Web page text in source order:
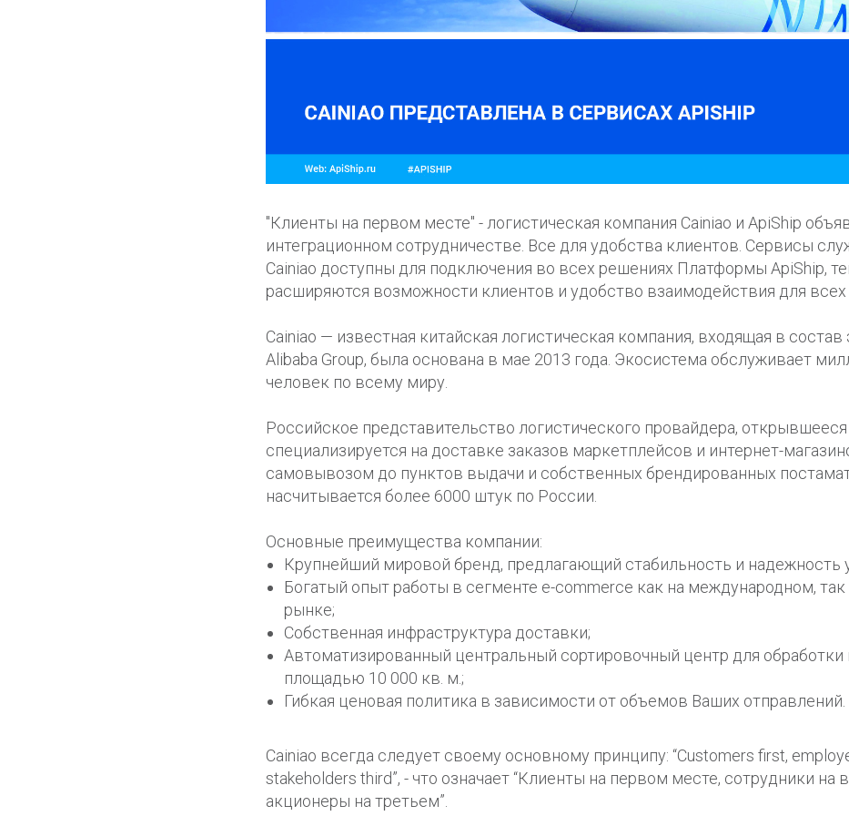
"Клиенты на первом месте" - логистическая компания Cainiao и ApiShip
интеграционном сотрудничестве. Все для удобства клиентов. Сервисы
Cainiao доступны для подключения во всех решениях Платформы ApiShip,
расширяются возможности клиентов и удобство взаимодействия для всех
Cainiao — известная китайская логистическая компания, входящая в
Alibaba Group, была основана в мае 2013 года. Экосистема обслуживает
человек по всему миру.
Российское представительство логистического провайдера, открывшееся
специализируется на доставке заказов маркетплейсов и интернет-
самовывозом до пунктов выдачи и собственных брендированных
насчитывается более 6000 штук по России.
Основные преимущества компании:
Крупнейший мировой бренд, предлагающий стабильность и надежность
Богатый опыт работы в сегменте e-commerce как на международном,
рынке;
Собственная инфраструктура доставки;
Автоматизированный центральный сортировочный центр для обработки
площадью 10 000 кв. м.;
Гибкая ценовая политика в зависимости от объемов Ваших отправлений.
Cainiao всегда следует своему основному принципу: “Customers first,
stakeholders third”, - что означает “Клиенты на первом месте, сотрудники на
акционеры на третьем”.